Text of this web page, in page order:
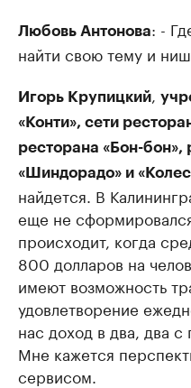
Любовь Антонова: -
найти свою тему и
Игорь Крупицкий
«Конти», сети
ресторана «Бон-бон»,
«Шиндорадо» и
найдется. В
еще не
происходит, когда
800 долларов на
имеют возможность
удовлетворение
нас доход в два, два с
Мне кажется
сервисом.